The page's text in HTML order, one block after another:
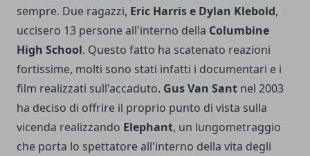
sempre. Due ragazzi, Eric Harris e Dylan Klebold,
uccisero 13 persone all'interno della Columbine
High School. Questo fatto ha scatenato reazioni
fortissime, molti sono stati infatti i documentari e i
film realizzati sull'accaduto. Gus Van Sant nel 2003
ha deciso di offrire il proprio punto di vista sulla
vicenda realizzando Elephant, un lungometraggio
che porta lo spettatore all'interno della vita degli